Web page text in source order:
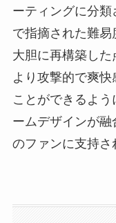
ーティングに分
で指摘された難
大胆に再構築した
より攻撃的で爽
ことができるよ
ームデザインが融
のファンに支持さ